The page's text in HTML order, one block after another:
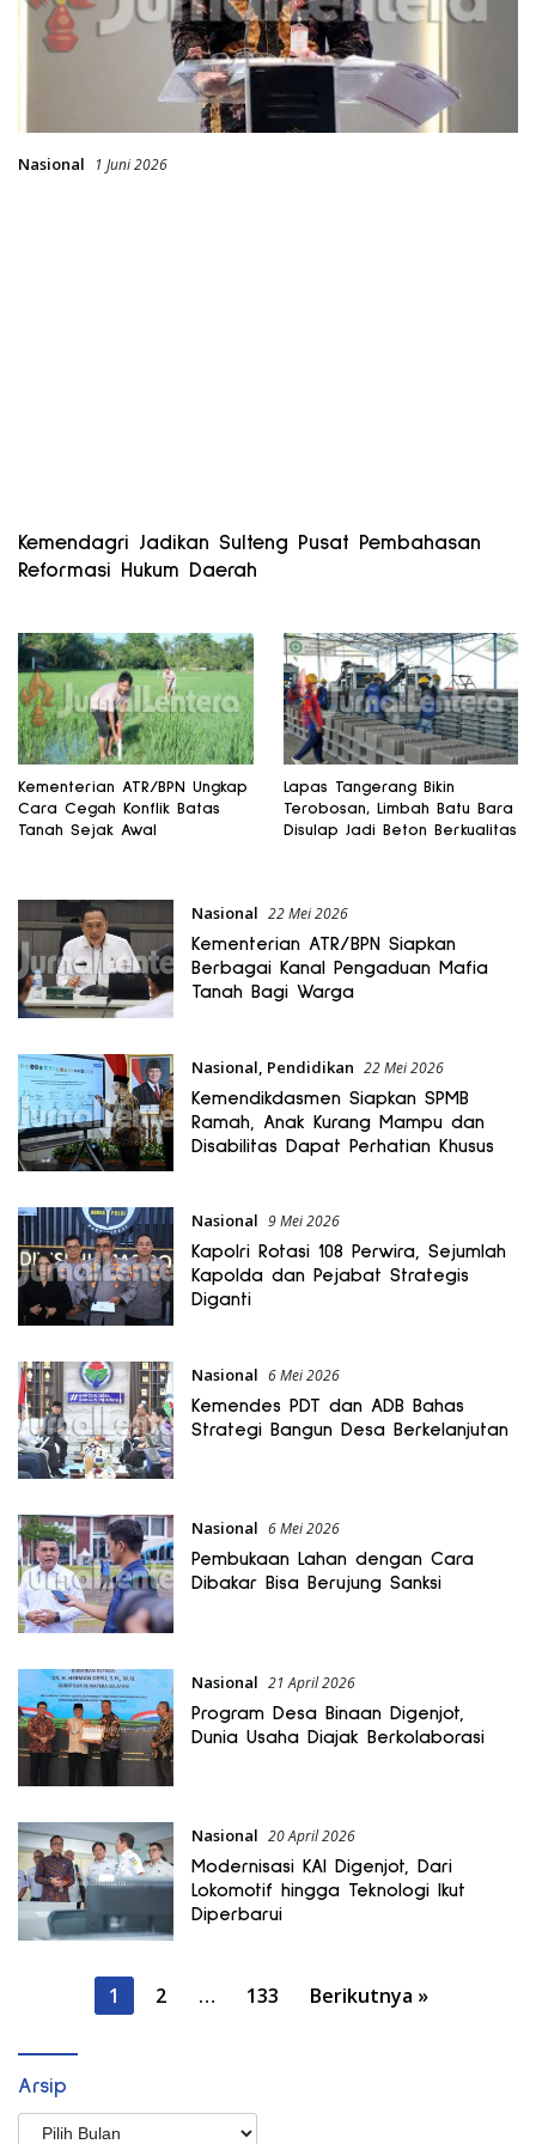
Nasional 1 Juni 2026
Kemendagri Jadikan Sulteng Pusat Pembahasan
Reformasi Hukum Daerah
Kementerian ATR/BPN Ungkap
Cara Cegah Konflik Batas
Tanah Sejak Awal
Lapas Tangerang Bikin
Terobosan, Limbah Batu Bara
Disulap Jadi Beton Berkualitas
Nasional 22 Mei 2026
Kementerian ATR/BPN Siapkan
Berbagai Kanal Pengaduan Mafia
Tanah Bagi Warga
Nasional, Pendidikan 22 Mei 2026
Kemendikdasmen Siapkan SPMB
Ramah, Anak Kurang Mampu dan
Disabilitas Dapat Perhatian Khusus
Nasional 9 Mei 2026
Kapolri Rotasi 108 Perwira, Sejumlah
Kapolda dan Pejabat Strategis
Diganti
Nasional 6 Mei 2026
Kemendes PDT dan ADB Bahas
Strategi Bangun Desa Berkelanjutan
Nasional 6 Mei 2026
Pembukaan Lahan dengan Cara
Dibakar Bisa Berujung Sanksi
Nasional 21 April 2026
Program Desa Binaan Digenjot,
Dunia Usaha Diajak Berkolaborasi
Nasional 20 April 2026
Modernisasi KAI Digenjot, Dari
Lokomotif hingga Teknologi Ikut
Diperbarui
1 2 … 133 Berikutnya »
Arsip
Arsip